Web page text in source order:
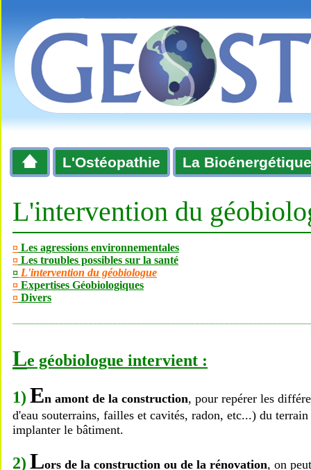
L'Ostéopathie La Bioénergétique
L'intervention du
¤ Les agressions environnementales
¤ Les troubles possibles sur la santé
¤ L'intervention du géobiologue
¤ Expertises Géobiologiques
¤ Divers
Le géobiologue intervient :
1) En amont de la construction, pour repérer les
d'eau souterrains, failles et cavités, radon, etc...) du
implanter le bâtiment.
2) Lors de la construction ou de la rénovation, on